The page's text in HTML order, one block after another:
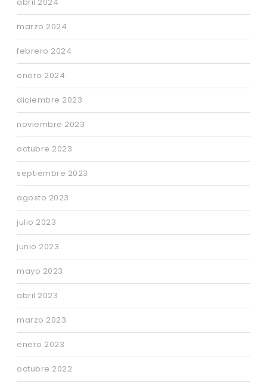
marzo 2024
febrero 2024
enero 2024
diciembre 2023
noviembre 2023
octubre 2023
septiembre 2023
agosto 2023
julio 2023
junio 2023
mayo 2023
abril 2023
marzo 2023
enero 2023
octubre 2022